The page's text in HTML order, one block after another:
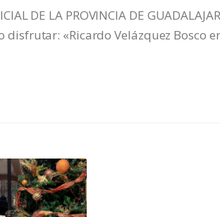
DE LA PROVINCIA DE
«Ricardo Velázquez Bosco